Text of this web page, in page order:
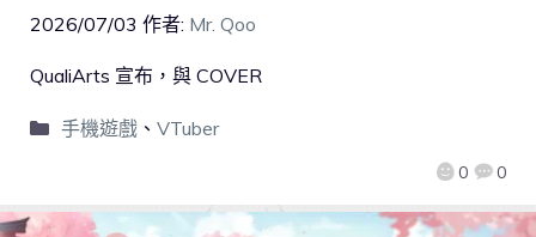
2026/07/03 作者: Mr. Qoo
0 0
QualiArts 宣布，與 COVER
手機遊戲、 VTuber